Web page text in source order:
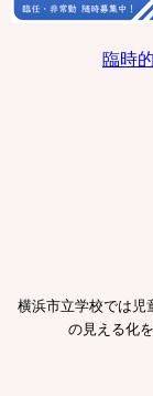
臨時
横浜市立学校では児
の見える化